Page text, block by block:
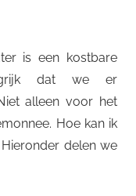
is een kostbare
dat we er
alleen voor het
Hoe kan ik
delen we